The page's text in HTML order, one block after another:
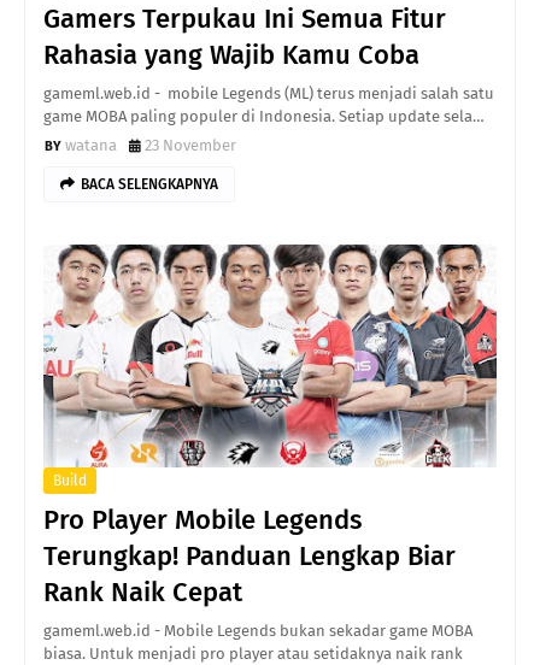
Gamers Terpukau Ini Semua Fitur
Rahasia yang Wajib Kamu Coba
gameml.web.id - mobile Legends (ML) terus menjadi salah satu
game MOBA paling populer di Indonesia. Setiap update sela…
watana
23 November
BACA SELENGKAPNYA
Build
Pro Player Mobile Legends
Terungkap! Panduan Lengkap Biar
Rank Naik Cepat
gameml.web.id - Mobile Legends bukan sekadar game MOBA
biasa. Untuk menjadi pro player atau setidaknya naik rank